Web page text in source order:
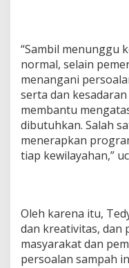
“Sambil menunggu
normal, selain
menangani
serta dan
membantu
dibutuhkan. Salah
menerapkan
tiap kewilayahan,”
Oleh karena itu,
dan kreativitas, dan
masyarakat dan
persoalan sampah